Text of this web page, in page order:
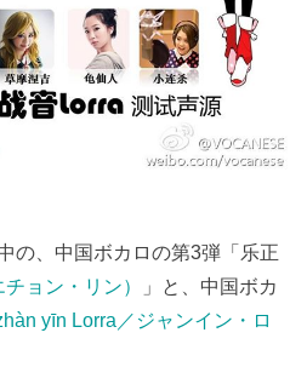
の、中国ボカロの第3弾「乐正
ョン・リン）
」と、中国ボカ
zhàn yīn Lorra／ジャンイン・ロ